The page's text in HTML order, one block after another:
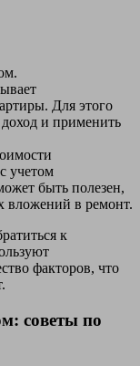
Для этого
и применить
учетом
быть полезен,
вложений в ремонт.
к
факторов, что
советы по